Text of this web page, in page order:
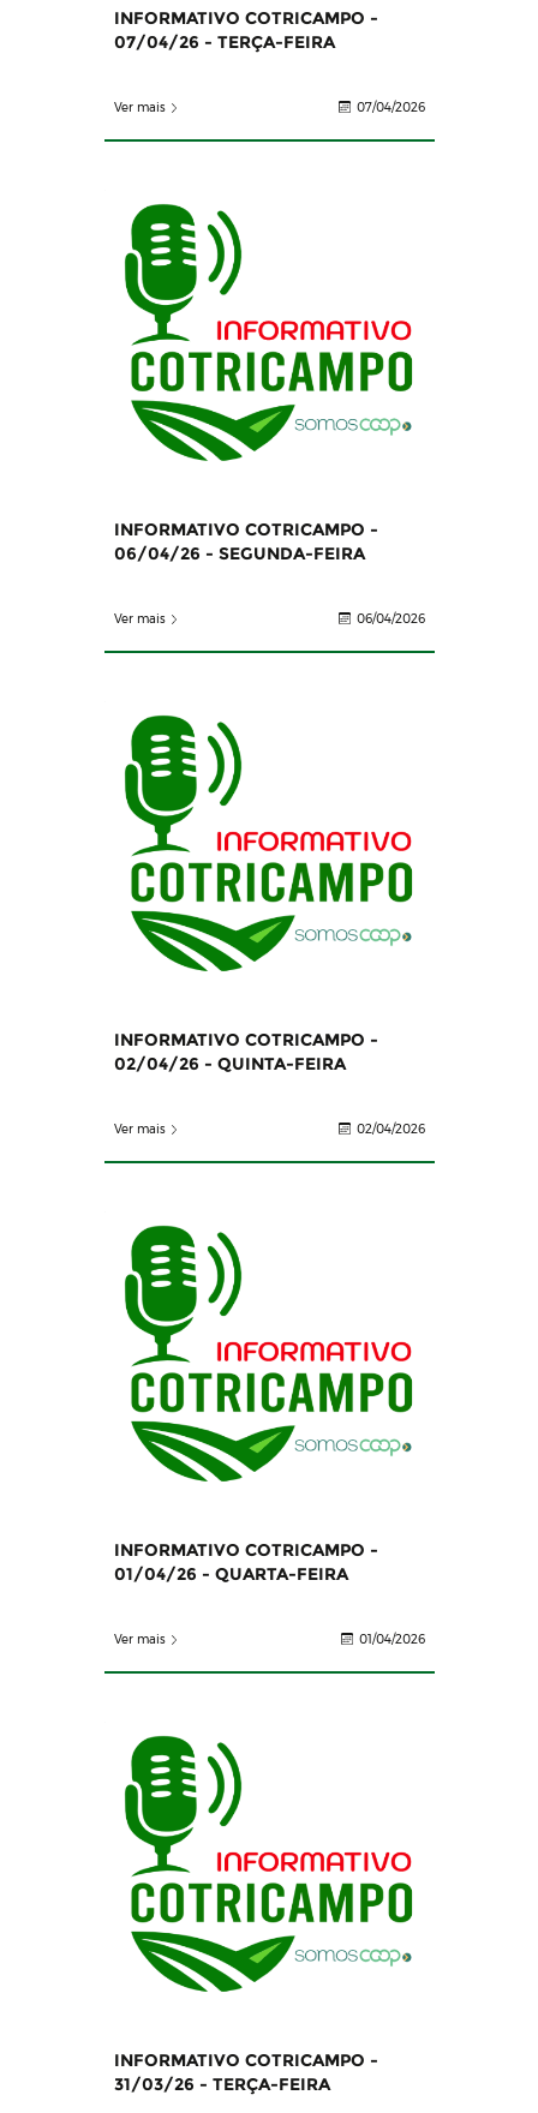
INFORMATIVO COTRICAMPO -
07/04/26 - TERÇA-FEIRA
Ver mais 07/04/2026
INFORMATIVO COTRICAMPO -
06/04/26 - SEGUNDA-FEIRA
Ver mais 06/04/2026
INFORMATIVO COTRICAMPO -
02/04/26 - QUINTA-FEIRA
Ver mais 02/04/2026
INFORMATIVO COTRICAMPO -
01/04/26 - QUARTA-FEIRA
Ver mais 01/04/2026
INFORMATIVO COTRICAMPO -
31/03/26 - TERÇA-FEIRA